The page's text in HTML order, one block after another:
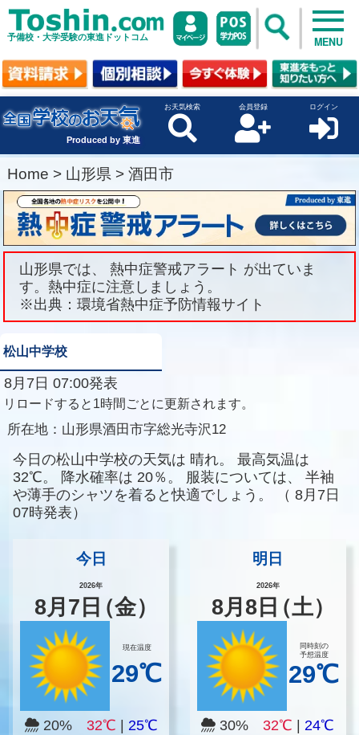
予備校・大学受験の東進ドットコム MENU
Produced by 東進
お天気検索 会員登録 ログイン
Home > 山形県 > 酒田市
山形県では、 熱中症警戒アラート が出ていま
す。熱中症に注意しましょう。
※出典：環境省熱中症予防情報サイト
松山中学校
8月7日 07:00発表
リロードすると1時間ごとに更新されます。
所在地： 山形県酒田市字総光寺沢12
今日の松山中学校の天気は 晴れ。
最高気温は
32℃。
降水確率は 20％。 服装については、
半袖
や薄手のシャツを着ると快適でしょう。
（ 8月7日
07時発表）
今日
2026年
8月 7 日（金）
現在温度
29℃
20% 32℃ 25℃
明日
2026年
8月8 日（土）
同時刻の
予想温度
29℃
30%32℃ |24℃